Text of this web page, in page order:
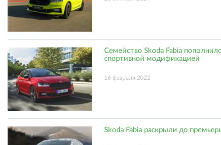
Семейство Skoda Fabia
спортивной модификацией
16 февраля 2022
Skoda Fabia раскрыли до